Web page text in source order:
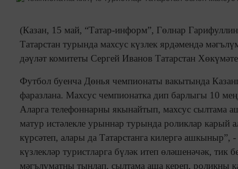
(Казан, 15 май, “Татар-информ”, Гөлнар
Татарстан турында махсус күзлек ярдәмендә
дәүләт комитеты Сергей Иванов Татарстан
Футбол буенча Дөнья чемпионаты вакытында
фаразлана. Махсус чемпионатка дип барлыгы 10
Аларга телефоннарны якынайтып, махсус сылтама
матур истәлекле урыннар турында роликлар карый
күрсәтеп, алары да Татарстанга килергә
күзлекләр туристларга бүләк итеп өләшенәчәк, тик
мәгълүматны тыңлап, сылтама аша кереп, роликны